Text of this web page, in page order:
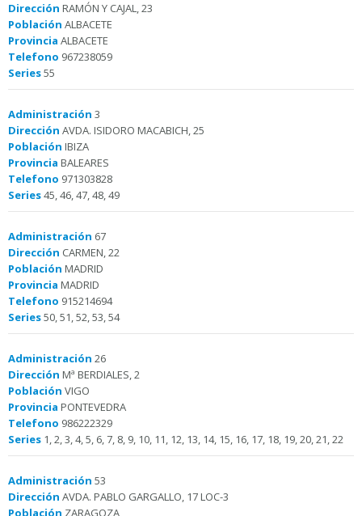
Dirección RAMÓN Y CAJAL, 23
Población ALBACETE
Provincia ALBACETE
Telefono 967238059
Series55
Administración 3
Dirección AVDA. ISIDORO MACABICH, 25
Población IBIZA
Provincia BALEARES
Telefono 971303828
Series45, 46, 47, 48, 49
Administración 67
Dirección CARMEN, 22
Población MADRID
Provincia MADRID
Telefono 915214694
Series50, 51, 52, 53, 54
Administración 26
Dirección Mª BERDIALES, 2
Población VIGO
Provincia PONTEVEDRA
Telefono 986222329
Series 1, 2, 3, 4, 5, 6, 7, 8, 9, 10, 11, 12, 13, 14, 15, 16, 17, 18, 19, 20, 21, 22
Administración 53
Dirección AVDA. PABLO GARGALLO, 17 LOC-3
Población ZARAGOZA